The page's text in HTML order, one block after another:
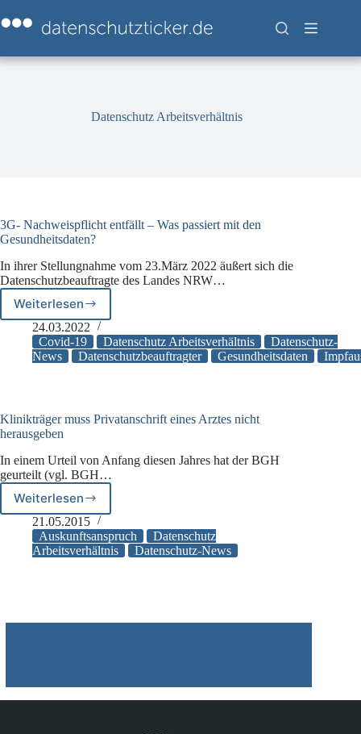
Inhalt
springen
Datenschutz Arbeitsverhältnis
3G- Nachweispflicht entfällt – Was passiert mit den
Gesundheitsdaten?
In ihrer Stellungnahme vom 23.März 2022 äußert sich die
Datenschutzbeauftragte des Landes NRW…
Weiterlesen
3G-
Nachweispflicht
entfällt
–
den
Gesundheitsdaten?
24.03.2022
Covid-19
Datenschutz Arbeitsverhältnis
Datenschutz-
News
Datenschutzbeauftragter Gesundheitsdaten
Klinikträger muss Privatanschrift eines Arztes nicht
herausgeben
In einem Urteil von Anfang diesen Jahres hat der BGH
geurteilt (vgl. BGH…
WeiterlesenKlinikträger
muss
Privatanschrift
eines
21.05.2015
Auskunftsanspruch
Datenschutz
Arbeitsverhältnis
Datenschutz-News